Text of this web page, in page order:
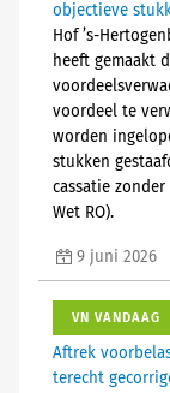
objectieve
Hof ’s-
heeft gemaakt
voordeel te
worden
stukken
cassatie
Wet RO).
9 juni 2026
VN VANDAAG
Aftrek
terecht